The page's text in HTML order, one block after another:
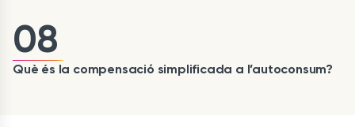
08
Què és la compensació simplificada a l’autoconsum?